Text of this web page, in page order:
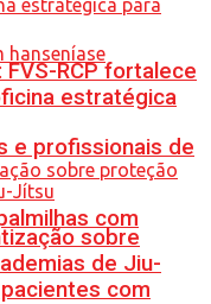
e profissionais de
com
com
RCP fortalece
estratégica
sobre
de Jiu-